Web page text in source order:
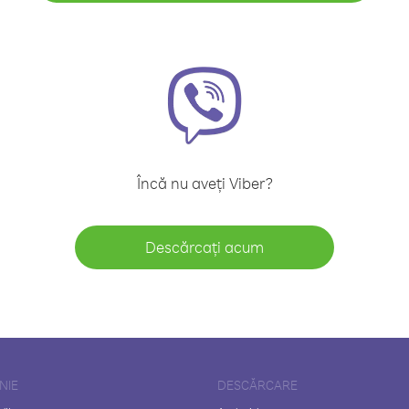
Încă nu aveți Viber?
Descărcați acum
DESCĂRCARE